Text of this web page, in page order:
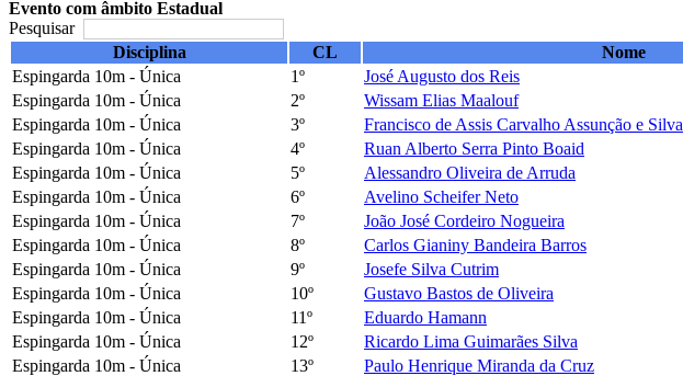
Evento com âmbito Estadual
Pesquisar
Disciplina
CL Nome
Espingarda 10m - Única
1º José Augusto dos Reis
Espingarda 10m - Única
2º Wissam Elias Maalouf
Espingarda 10m - Única
3º Francisco de Assis Carvalho Assunção e Silva
Espingarda 10m - Única
4º Ruan Alberto Serra Pinto Boaid
Espingarda 10m - Única
5º Alessandro Oliveira de Arruda
Espingarda 10m - Única
6º Avelino Scheifer Neto
Espingarda 10m - Única
7º João José Cordeiro Nogueira
Espingarda 10m - Única
8º Carlos Gianiny Bandeira Barros
Espingarda 10m - Única
9º Josefe Silva Cutrim
Espingarda 10m - Única
10º Gustavo Bastos de Oliveira
Espingarda 10m - Única
11º Eduardo Hamann
Espingarda 10m - Única
12º Ricardo Lima Guimarães Silva
Espingarda 10m - Única
13º Paulo Henrique Miranda da Cruz